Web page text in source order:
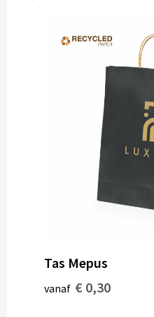
Tas Mepus
vanaf € 0,30